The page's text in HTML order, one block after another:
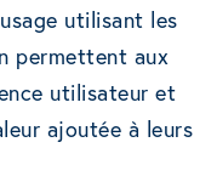
utilisant les
permettent aux
utilisateur et
ajoutée à leurs